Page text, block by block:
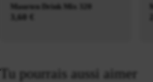
Maurten Drink Mix 320
Tu pourrais aussi aimer